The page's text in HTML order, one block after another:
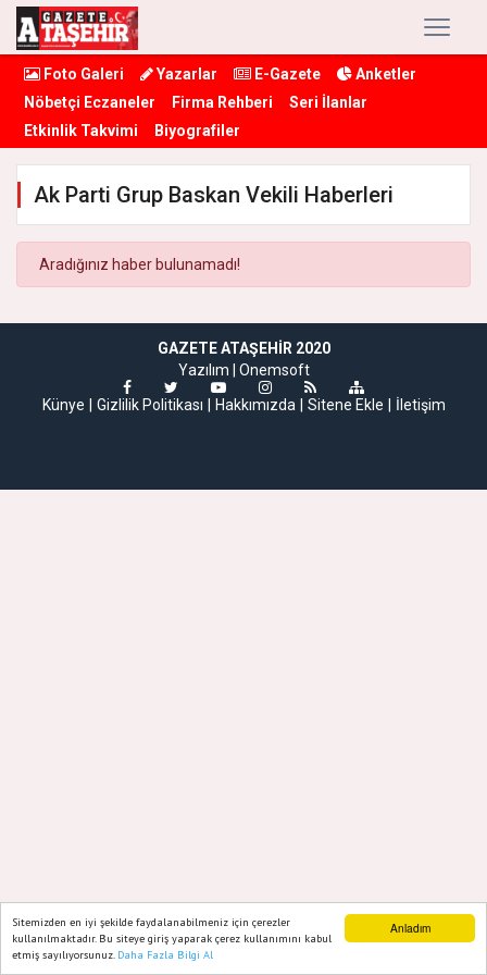
Anladım
Sitemizden en iyi şekilde faydalanabilmeniz için çerezler
kullanılmaktadır. Bu siteye giriş yaparak çerez kullanımını kabul
etmiş sayılıyorsunuz. Daha Fazla Bilgi Al
Foto Galeri Yazarlar E-Gazete
Anketler
Nöbetçi Eczaneler
Firma Rehberi
Seri İlanlar
Etkinlik Takvimi
Biyografiler
Ak Parti Grup Baskan Vekili Haberleri
Aradığınız haber bulunamadı!
GAZETE ATAŞEHIR 2020
Yazılım | Onemsoft
Künye
Gizlilik Politikası Hakkımızda Sitene Ekle İletişim
Ana Sayfa Web TV